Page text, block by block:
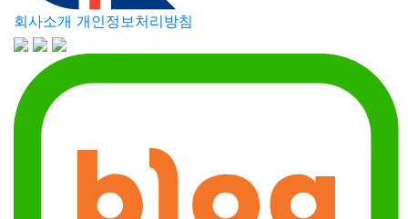
회사소개 개인정보처리방침